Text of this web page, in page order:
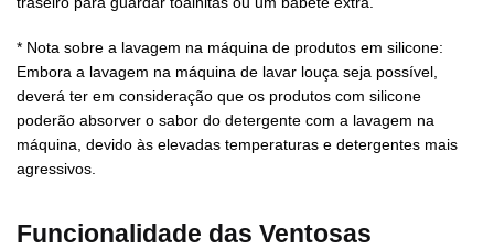
* Nota sobre a lavagem na máquina de produtos em silicone:
Embora a lavagem na máquina de lavar louça seja possível,
deverá ter em consideração que os produtos com silicone
poderão absorver o sabor do detergente com a lavagem na
máquina, devido às elevadas temperaturas e detergentes mais
agressivos.
Funcionalidade das Ventosas